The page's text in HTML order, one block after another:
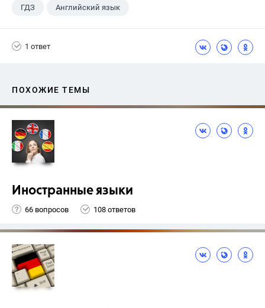
ГДЗ Английский язык
1 ответ
ПОХОЖИЕ ТЕМЫ
Иностранные языки
66 вопросов 108 ответов